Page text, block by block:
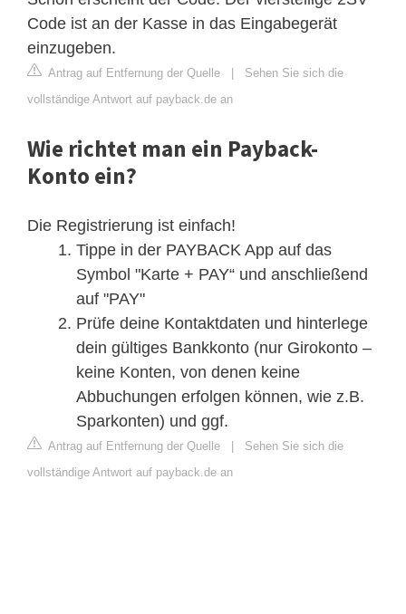
Code ist an der Kasse in das Eingabegerät
einzugeben.
Antrag auf Entfernung der Quelle | Sehen Sie sich die
vollständige Antwort auf payback.de an
Wie richtet man ein Payback-
Konto ein?
Die Registrierung ist einfach!
Tippe in der PAYBACK App auf das
Symbol "Karte + PAY“ und anschließend
auf "PAY"
Prüfe deine Kontaktdaten und hinterlege
dein gültiges Bankkonto (nur Girokonto –
keine Konten, von denen keine
Abbuchungen erfolgen können, wie z.B.
Sparkonten) und ggf.
Antrag auf Entfernung der Quelle | Sehen Sie sich die
vollständige Antwort auf payback.de an